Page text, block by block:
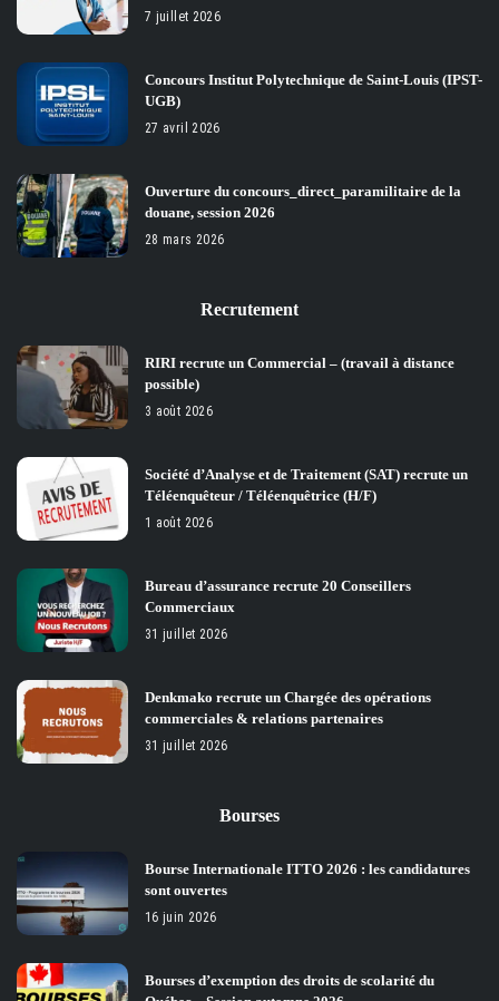
7 juillet 2026
Concours Institut Polytechnique de Saint-Louis (IPST-
UGB)
27 avril 2026
Ouverture du concours_direct_paramilitaire de la
douane, session 2026
28 mars 2026
Recrutement
RIRI recrute un Commercial – (travail à distance
possible)
3 août 2026
Société d’Analyse et de Traitement (SAT) recrute un
Téléenquêteur / Téléenquêtrice (H/F)
1 août 2026
Bureau d’assurance recrute 20 Conseillers
Commerciaux
31 juillet 2026
Denkmako recrute un Chargée des opérations
commerciales & relations partenaires
31 juillet 2026
Bourses
Bourse Internationale ITTO 2026 : les candidatures
sont ouvertes
16 juin 2026
Bourses d’exemption des droits de scolarité du